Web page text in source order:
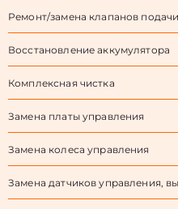
Ремонт/замена клапанов
Восстановление аккумулятора
Комплексная чистка
Замена платы управления
Замена колеса управления
Замена датчиков управления,